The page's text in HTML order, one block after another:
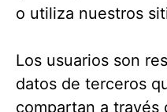
o utiliza nuestros
Los usuarios son
datos de terceros
compartan a través